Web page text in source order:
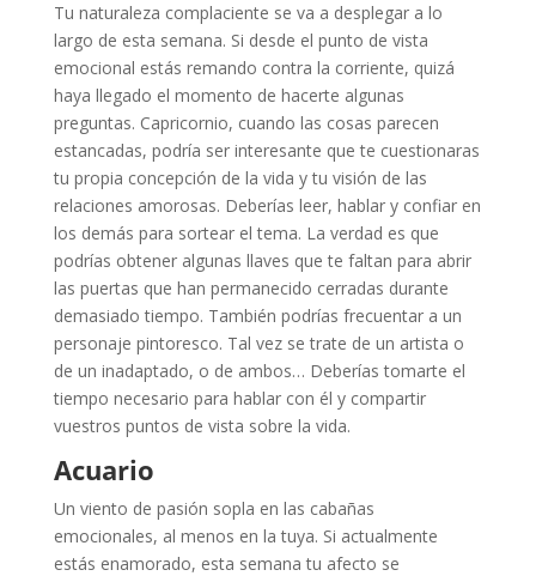
Tu naturaleza complaciente se va a desplegar a lo
largo de esta semana. Si desde el punto de vista
emocional estás remando contra la corriente, quizá
haya llegado el momento de hacerte algunas
preguntas. Capricornio, cuando las cosas parecen
estancadas, podría ser interesante que te cuestionaras
tu propia concepción de la vida y tu visión de las
relaciones amorosas. Deberías leer, hablar y confiar en
los demás para sortear el tema. La verdad es que
podrías obtener algunas llaves que te faltan para abrir
las puertas que han permanecido cerradas durante
demasiado tiempo. También podrías frecuentar a un
personaje pintoresco. Tal vez se trate de un artista o
de un inadaptado, o de ambos… Deberías tomarte el
tiempo necesario para hablar con él y compartir
vuestros puntos de vista sobre la vida.
Acuario
Un viento de pasión sopla en las cabañas
emocionales, al menos en la tuya. Si actualmente
estás enamorado, esta semana tu afecto se